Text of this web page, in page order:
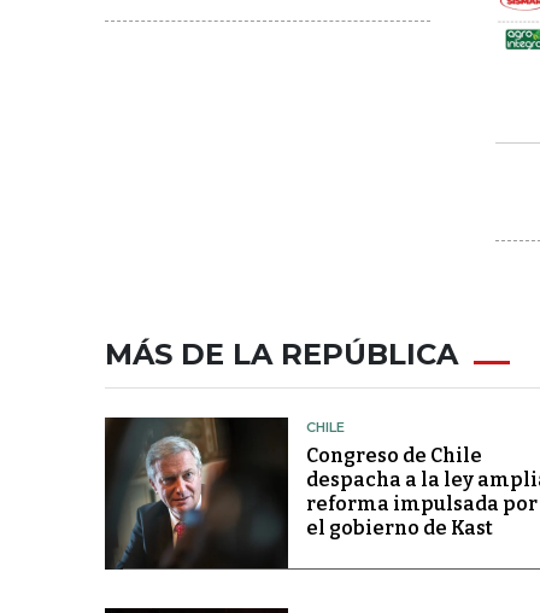
MÁS DE LA REPÚBLICA
CHILE
Congreso de Chile
despacha a la ley
reforma impulsada por
el gobierno de Kast